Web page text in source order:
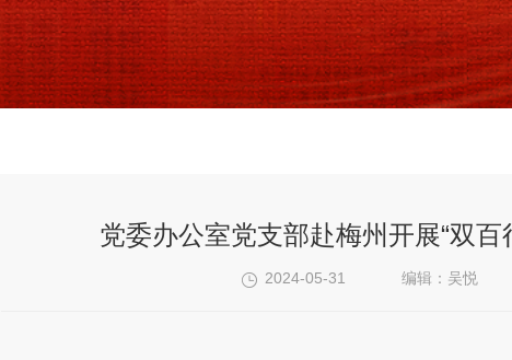
党委办公室党支部赴梅州开展“双
2024-05-31 编辑：吴悦